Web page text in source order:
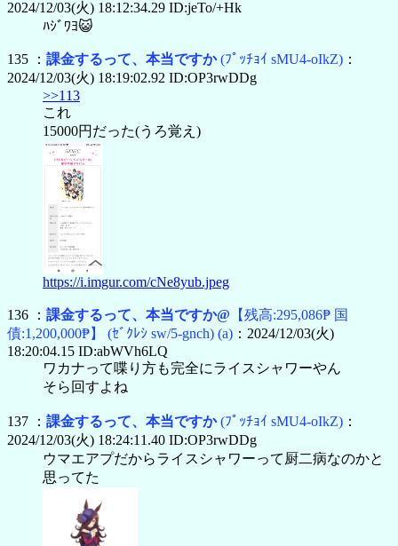
2024/12/03(火) 18:12:34.29 ID:jeTo/+Hk
ﾊｼﾞﾜﾖ😺
135 ： 課金するって、本当ですか(ﾌﾟｯﾁｮｲ sMU4-oIkZ) ：
2024/12/03(火) 18:19:02.92 ID:OP3rwDDg
>>113
これ
15000円だった(うろ覚え)
https://i.imgur.com/cNe8yub.jpeg
136 ： 課金するって、本当ですか@ 【残高:295,086₱ 国
債:1,200,000₱】
(ｾﾞｸﾚｼ sw/5-gnch) (a) ：2024/12/03(火)
18:20:04.15 ID:abWVh6LQ
ワカナって喋り方も完全にライスシャワーやん
そら回すよね
137 ： 課金するって、本当ですか(ﾌﾟｯﾁｮｲ sMU4-oIkZ) ：
2024/12/03(火) 18:24:11.40 ID:OP3rwDDg
ウマエアプだからライスシャワーって厨二病なのかと
思ってた